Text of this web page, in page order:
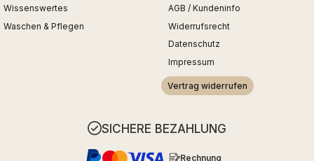
Wissenswertes
Waschen & Pflegen
AGB / Kundeninfo
Widerrufsrecht
Datenschutz
Impressum
Vertrag widerrufen
SICHERE BEZAHLUNG
Rechnung